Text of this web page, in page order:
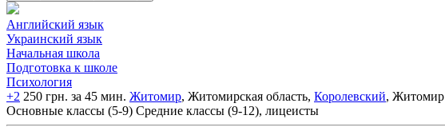
Английский язык
Украинский язык
Начальная школа
Подготовка к школе
Психология
+2 250 грн. за 45 мин. Житомир, Житомирская область, Королевский, Житомир
Основные классы (5-9) Средние классы (9-12), лицеисты